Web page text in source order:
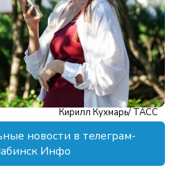
Кирилл Кухмарь/ ТАСС
новости в телеграм-
Инфо